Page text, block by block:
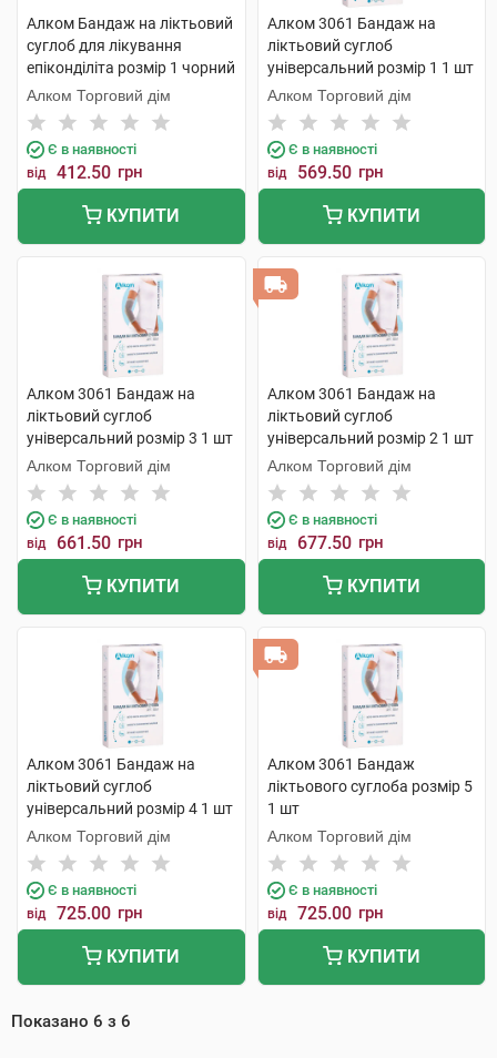
Алком Бандаж на ліктьовий
суглоб для лікування
епіконділіта розмір 1 чорний
1 шт
Алком Торговий дім
Є в наявності
від 412.50 грн
КУПИТИ
Алком 3061 Бандаж на
ліктьовий суглоб
універсальний розмір 1 1 шт
Алком Торговий дім
Є в наявності
від 569.50 грн
КУПИТИ
Алком 3061 Бандаж на
ліктьовий суглоб
універсальний розмір 3 1 шт
Алком Торговий дім
Є в наявності
від 661.50 грн
КУПИТИ
Алком 3061 Бандаж на
ліктьовий суглоб
універсальний розмір 2 1 шт
Алком Торговий дім
Є в наявності
від 677.50 грн
КУПИТИ
Алком 3061 Бандаж на
ліктьовий суглоб
універсальний розмір 4 1 шт
Алком Торговий дім
Є в наявності
від 725.00 грн
КУПИТИ
Алком 3061 Бандаж
ліктьового суглоба розмір 5
1 шт
Алком Торговий дім
Є в наявності
від 725.00 грн
КУПИТИ
Показано 6 з 6